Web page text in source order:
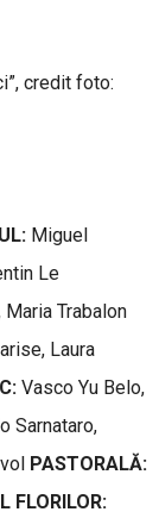
credit foto:
Miguel
Le
Maria Trabalon
Laura
Vasco Yu Belo,
Sarnataro,
PASTORALĂ:
FLORILOR: